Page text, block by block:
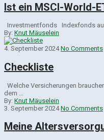
Ist ein MSCI-World-
Investmentfonds Indexfonds
By: Knut Mäuselein
4. September 2024 No Comments
Checkliste
Welche Versicherungen
dem …
By: Knut Mäuselein
3. September 2024 No Comments
Meine